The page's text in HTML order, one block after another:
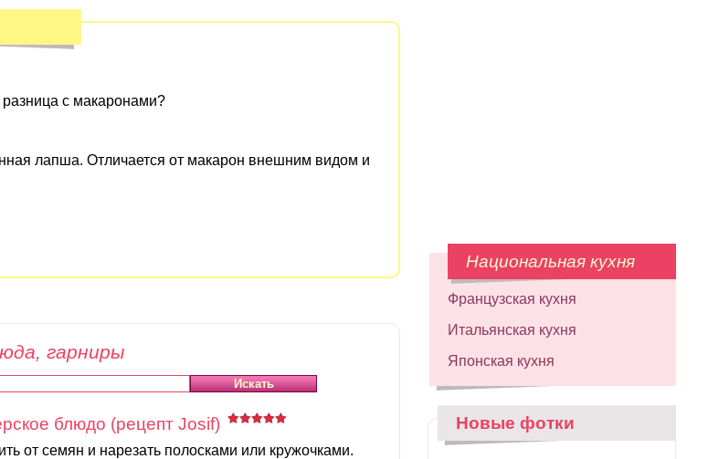
разница с макаронами?
лапша. Отличается от макарон внешним видом и
гарниры
блюдо (рецепт Josif)
от семян и нарезать полосками или кружочками.
Национальная кухня
Французская кухня
Итальянская кухня
Японская кухня
Новые фотки